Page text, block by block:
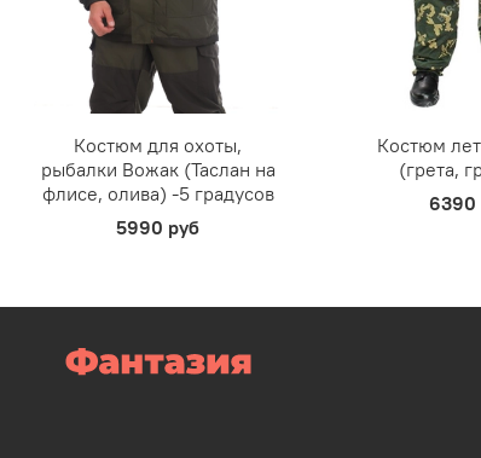
Костюм для охоты,
рыбалки Вожак (Таслан на
флисе, олива) -5 градусов
5990 руб
Костюм
(грета,
6390